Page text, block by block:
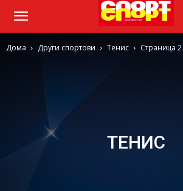
Дома Други спортови Тенис Страница 2
ТЕНИС